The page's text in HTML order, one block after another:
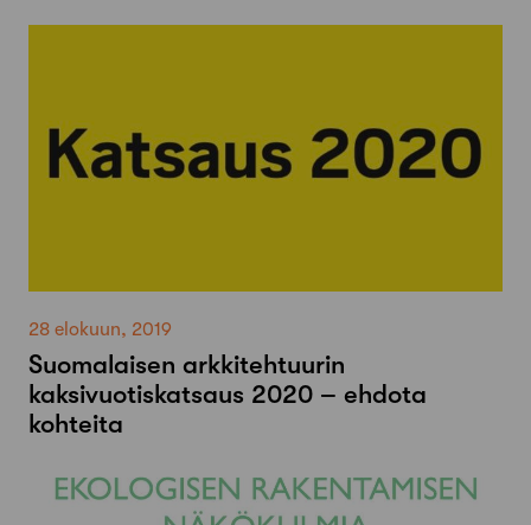
28 elokuun, 2019
Suomalaisen arkkitehtuurin
kaksivuotiskatsaus 2020 – ehdota
kohteita